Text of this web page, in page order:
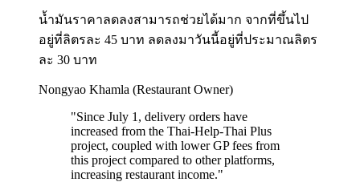
น้ำมันราคาลดลงสามารถช่วยได้มาก จากที่ขึ้นไป
อยู่ที่ลิตรละ 45 บาท ลดลงมาวันนี้อยู่ที่ประมาณลิตร
ละ 30 บาท
Nongyao Khamla (Restaurant Owner)
"Since July 1, delivery orders have
increased from the Thai-Help-Thai Plus
project, coupled with lower GP fees from
this project compared to other platforms,
increasing restaurant income."